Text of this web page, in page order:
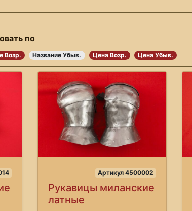
по
Возр. Название Убыв. Цена Возр. Цена Убыв.
Артикул 4500002
Рукавицы миланские
латные